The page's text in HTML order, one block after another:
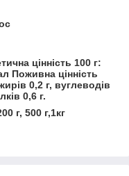
цінність 100 г:
Поживна цінність
0,2 г, вуглеводів
0,6 г.
г, 500 г,1кг